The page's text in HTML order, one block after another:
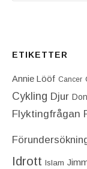
ETIKETTER
Annie Lööf Cancer
Cykling Djur
Flyktingfrågan
Idrott Islam